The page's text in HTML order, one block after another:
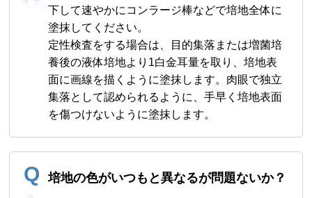
下して速やかにコンラージ棒などで培地全体に
塗抹してください。
定性検査をする場合は、目的集落または増菌培
養後の液体培地より1白金耳量を取り、培地表
面に画線を描くように塗抹します。肉眼で独立
集落として認められるように、手早く培地表面
を傷つけないように塗抹します。
培地の色がいつもと異なるが問題ないか？